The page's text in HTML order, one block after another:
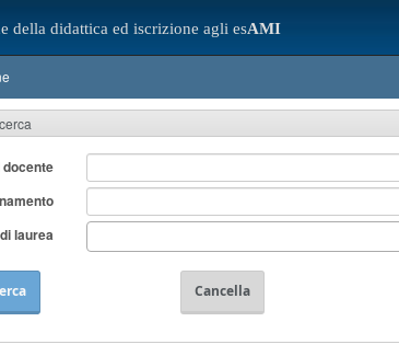
della didattica ed iscrizione agli esAMI
docente
laurea
Cancella